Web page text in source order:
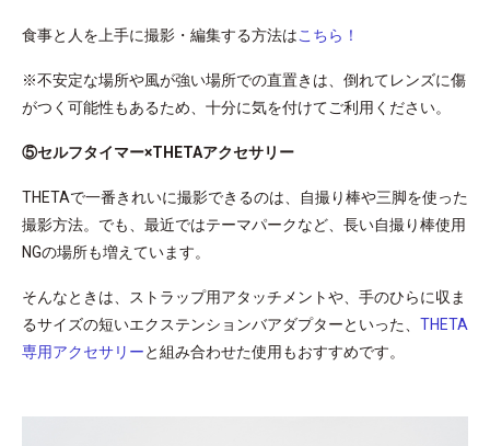
食事と人を上手に撮影・編集する方法はこちら！
※不安定な場所や風が強い場所での直置きは、倒れてレンズに傷
がつく可能性もあるため、十分に気を付けてご利用ください。
⑤セルフタイマー×THETAアクセサリー
THETAで一番きれいに撮影できるのは、自撮り棒や三脚を使った
撮影方法。でも、最近ではテーマパークなど、長い自撮り棒使用
NGの場所も増えています。
そんなときは、ストラップ用アタッチメントや、手のひらに収ま
るサイズの短いエクステンションバアダプターといった、 THETA
専用アクセサリーと組み合わせた使用もおすすめです。